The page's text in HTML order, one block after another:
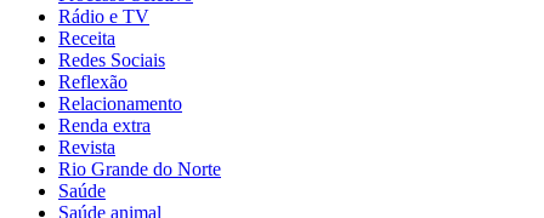
Rádio e TV
Receita
Redes Sociais
Reflexão
Relacionamento
Renda extra
Revista
Rio Grande do Norte
Saúde
Saúde animal